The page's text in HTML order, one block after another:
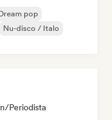
pop
Nu-disco / Italo
Periodista